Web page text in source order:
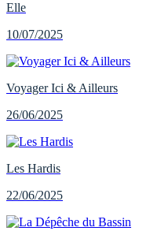
Elle
10/07/2025
Voyager Ici & Ailleurs
26/06/2025
Les Hardis
22/06/2025